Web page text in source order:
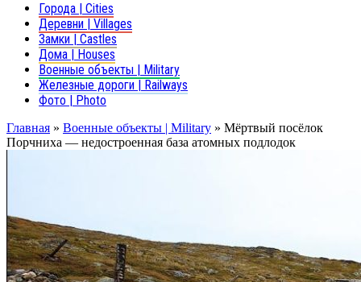
Города | Cities
Деревни | Villages
Замки | Castles
Дома | Houses
Военные объекты | Military
Железные дороги | Railways
Фото | Photo
Главная » Военные объекты | Military » Мёртвый посёлок
Порчниха — недостроенная база атомных подлодок